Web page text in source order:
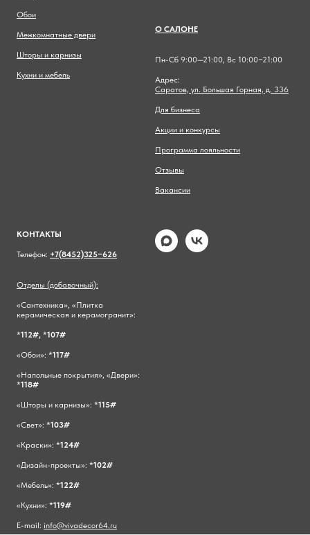
Обои
Межкомнатные двери
Шторы и карнизы
Кухни и мебель
О САЛОНЕ
Пн-Сб 9:00—21:00, Вс 10:00−21:00
Адрес:
Саратов, ул. Большая Горная, д. 336
Для бизнеса
Акции и конкурсы
Программа лояльности
Отзывы
Вакансии
КОНТАКТЫ
Телефон: +7(8452)325−626
Отделы (добавочный):
«Сантехника», «Плитка
керамическая и керамогранит»:
*112#, *107#
«Обои»: *117#
«Напольные покрытия», «Двери»:
*118#
«Шторы и карнизы»: *115#
«Свет»: *103#
«Краски»: *124#
«Дизайн-проекты»: *102#
«Мебель»: *122#
«Кухни»: *119#
E-mail: info@vivadecor64.ru